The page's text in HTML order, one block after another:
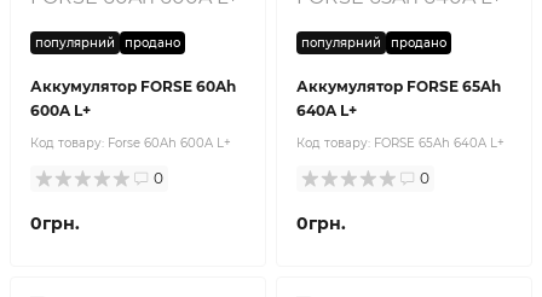
популярний продано
Аккумулятор FORSE 60Ah
600A L+
Код товару: Forse 60Ah 600A L+
0
0грн.
популярний продано
Аккумулятор FORSE 65Ah
640A L+
Код товару: FORSE 65Ah 640A L+
0
0грн.